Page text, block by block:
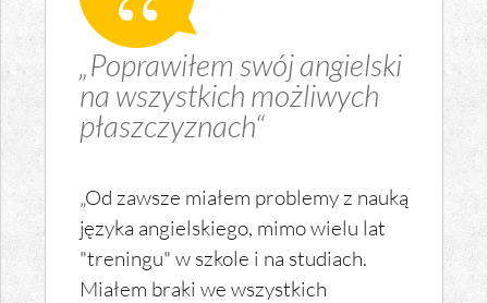
„Poprawiłem swój angielski
na wszystkich możliwych
płaszczyznach“
„Od zawsze miałem problemy z nauką
języka angielskiego, mimo wielu lat
"treningu" w szkole i na studiach.
Miałem braki we wszystkich